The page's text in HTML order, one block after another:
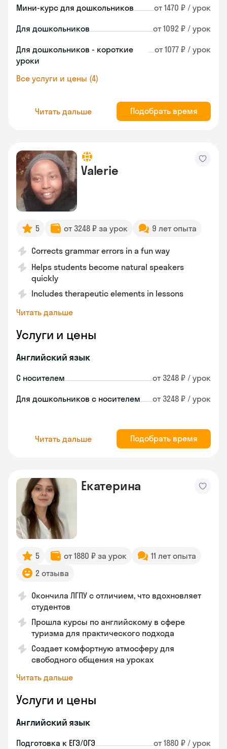
Мини-курс для дошкольников от 1470 ₽ / урок
Для дошкольников от 1092 ₽ / урок
Для дошкольников - короткие
уроки
от 1077 ₽ / урок
Все услуги и цены (4)
Читать дальше Подобрать время
Valerie
5 от 3248 ₽ за урок 9 лет опыта
Corrects grammar errors in a fun way
Helps students become natural speakers
quickly
Includes therapeutic elements in lessons
Читать дальше
Услуги и цены
Английский язык
С носителем от 3248 ₽ / урок
Для дошкольников с носителем от 3248 ₽ / урок
Читать дальше Подобрать время
Екатерина
5 от 1880 ₽ за урок
11 лет опыта
2 отзыва
Окончила ЛГПУ с отличием, что вдохновляет
студентов
Прошла курсы по английскому в сфере
туризма для практического подхода
Создает комфортную атмосферу для
свободного общения на уроках
Читать дальше
Услуги и цены
Английский язык
Подготовка к ЕГЭ/ОГЭ от 1880 ₽ / урок